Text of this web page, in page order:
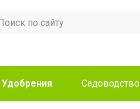
Удобрения Садоводство